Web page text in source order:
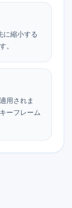
に縮小する
。
用されま
ーフレーム